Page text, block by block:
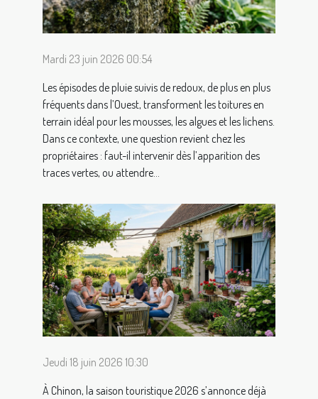
Mardi 23 juin 2026 00:54
Les épisodes de pluie suivis de redoux, de plus en plus
fréquents dans l’Ouest, transforment les toitures en
terrain idéal pour les mousses, les algues et les lichens.
Dans ce contexte, une question revient chez les
propriétaires : faut-il intervenir dès l’apparition des
traces vertes, ou attendre...
Jeudi 18 juin 2026 10:30
À Chinon, la saison touristique 2026 s’annonce déjà